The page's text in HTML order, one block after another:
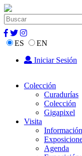
ES
EN
Iniciar Sesión
Colección
Curadurías
Colección
Gigapixel
Visita
Agenda